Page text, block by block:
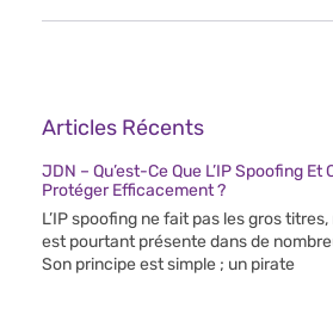
Articles Récents
JDN – Qu’est-Ce Que L’IP Spoofing Et
Protéger Efficacement ?
L’IP spoofing ne fait pas les gros
est pourtant présente dans de
Son principe est simple ; un pirate